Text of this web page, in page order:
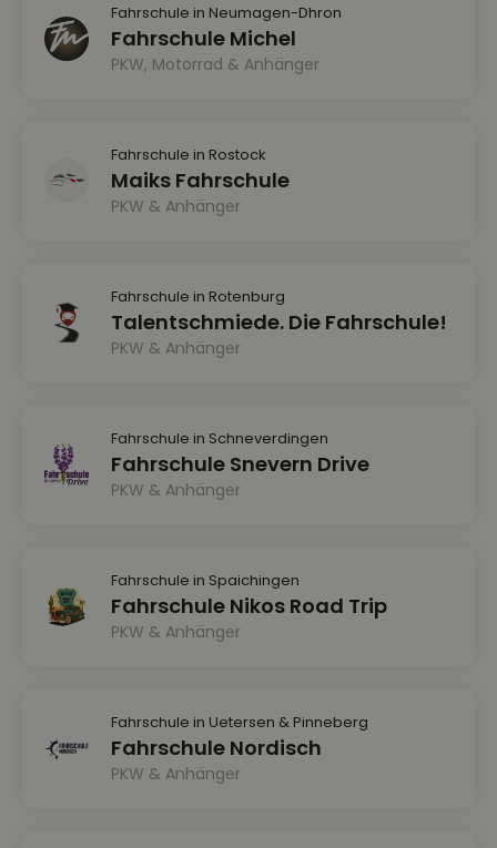
Fahrschule in Neumagen-Dhron
Fahrschule Michel
PKW, Motorrad & Anhänger
Fahrschule in Rostock
Maiks Fahrschule
PKW & Anhänger
Fahrschule in Rotenburg
Talentschmiede. Die Fahrschule!
PKW & Anhänger
Fahrschule in Schneverdingen
Fahrschule Snevern Drive
PKW & Anhänger
Fahrschule in Spaichingen
Fahrschule Nikos Road Trip
PKW & Anhänger
Fahrschule in Uetersen & Pinneberg
Fahrschule Nordisch
PKW & Anhänger